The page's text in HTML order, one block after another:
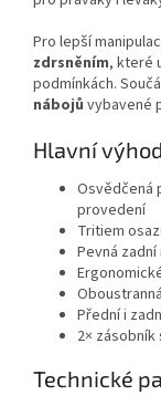
Pro lepší
zdrsněním, které
podmínkách.
nábojů vybavené
Hlavní
Osvědčená
provedení
Tritiem
Pevná
Přední i
2×
Technické